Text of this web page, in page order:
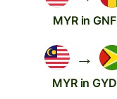
MYR in GNF
→
MYR in GYD